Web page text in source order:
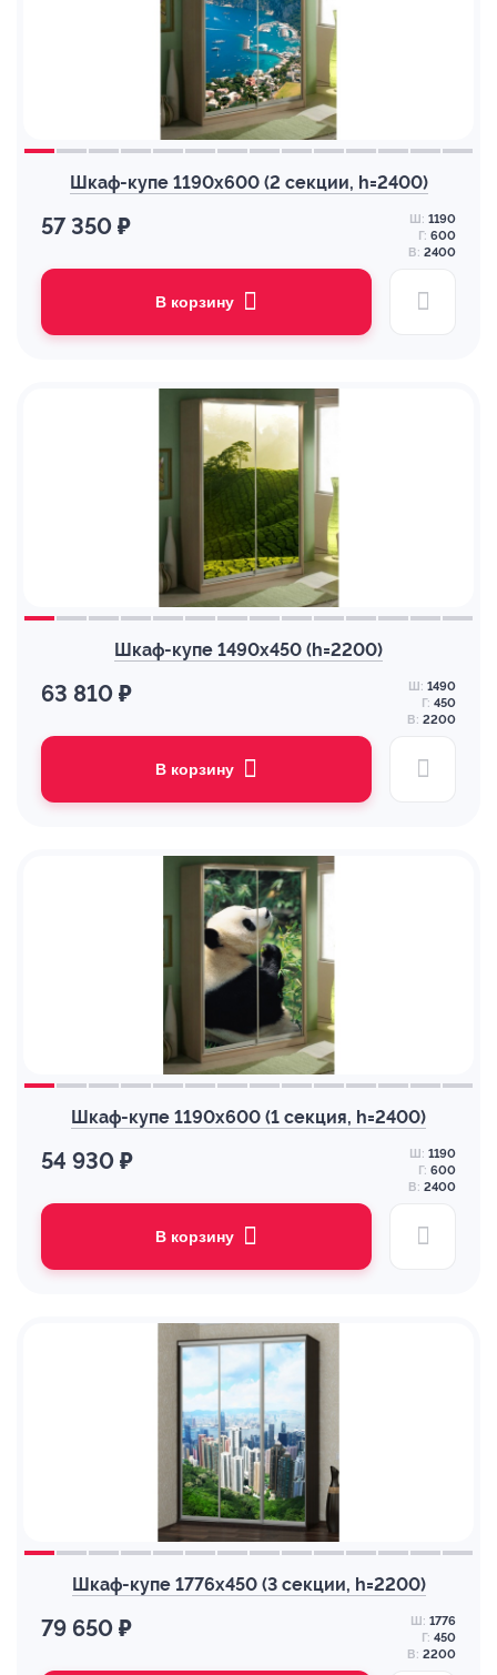
Шкаф-купе 1190х600 (2 секции, h=2400)
57 350 ₽ Ш: 1190
Г: 600
В: 2400
В корзину
Шкаф-купе 1490х450 (h=2200)
63 810 ₽ Ш: 1490
Г: 450
В: 2200
В корзину
Шкаф-купе 1190х600 (1 секция, h=2400)
54 930 ₽ Ш: 1190
Г: 600
В: 2400
В корзину
Шкаф-купе 1776х450 (3 секции, h=2200)
79 650 ₽ Ш: 1776
Г: 450
В: 2200